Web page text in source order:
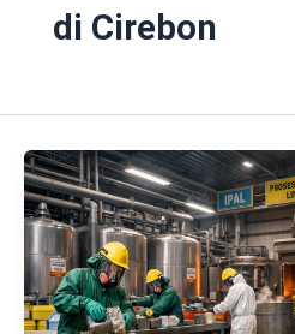
di Cirebon